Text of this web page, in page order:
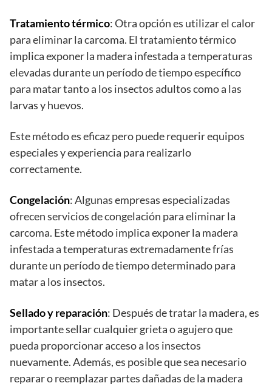
Tratamiento térmico: Otra opción es utilizar el calor
para eliminar la carcoma. El tratamiento térmico
implica exponer la madera infestada a temperaturas
elevadas durante un período de tiempo específico
para matar tanto a los insectos adultos como a las
larvas y huevos.
Este método es eficaz pero puede requerir equipos
especiales y experiencia para realizarlo
correctamente.
Congelación: Algunas empresas especializadas
ofrecen servicios de congelación para eliminar la
carcoma. Este método implica exponer la madera
infestada a temperaturas extremadamente frías
durante un período de tiempo determinado para
matar a los insectos.
Sellado y reparación: Después de tratar la madera, es
importante sellar cualquier grieta o agujero que
pueda proporcionar acceso a los insectos
nuevamente. Además, es posible que sea necesario
reparar o reemplazar partes dañadas de la madera